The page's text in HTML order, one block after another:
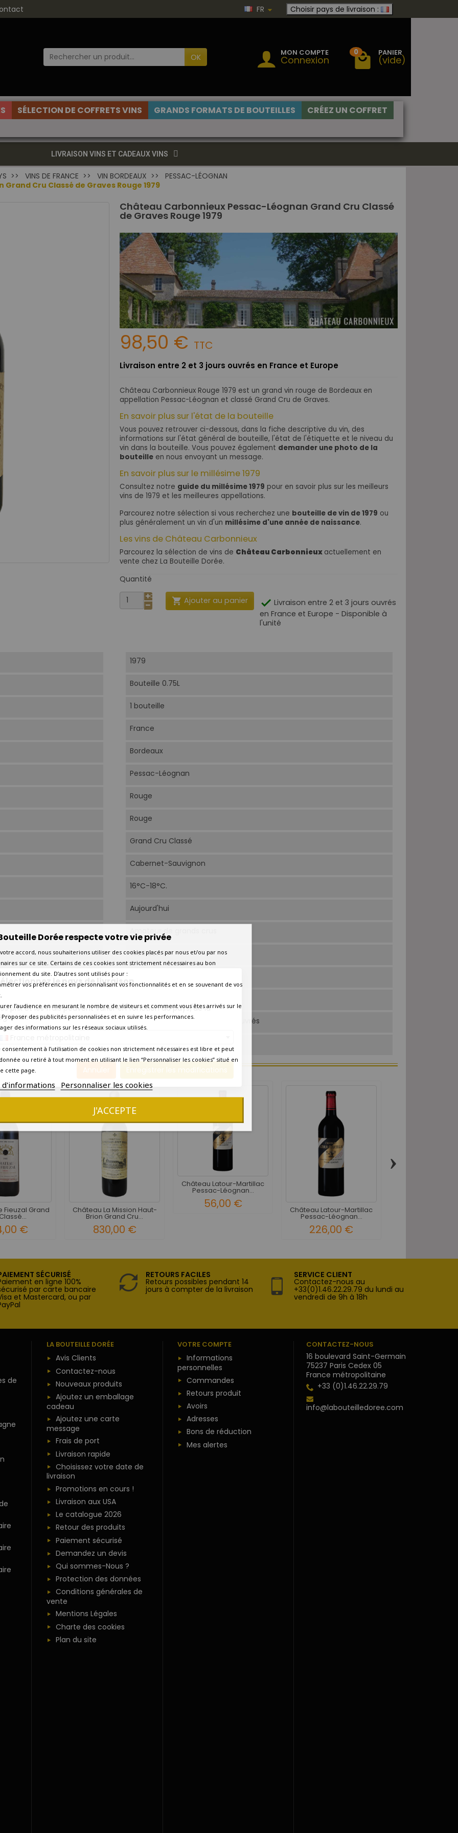
le pays de livraison
prix et les frais peuvent varier en fonction du pays/de la
de livraison.
Annuler Enregistrer les modifications
FR Choisir pays de livraison :
OK MON COMPTE
Connexion
0 PANIER
(vide)
SÉLECTION DE COFFRETS VINS GRANDS FORMATS DE BOUTEILLES
CRÉEZ UN COFFRET
LIVRAISON VINS ET CADEAUX VINS
VINS DE FRANCE VIN BORDEAUX
PESSAC-LÉOGNAN
Cru Classé de Graves Rouge 1979
Château Carbonnieux Pessac-Léognan Grand Cru Classé
de Graves Rouge 1979
98,50 € TTC
Livraison entre 2 et 3 jours ouvrés en France et Europe
Château Carbonnieux Rouge 1979 est un grand vin rouge de Bordeaux en
appellation Pessac-Léognan et classé Grand Cru de Graves.
En savoir plus sur l'état de la bouteille
Vous pouvez retrouver ci-dessous, dans la fiche descriptive du vin, des
informations sur l'état général de bouteille, l'état de l'étiquette et le niveau du
vin dans la bouteille. Vous pouvez également demander une photo de la
bouteille en nous envoyant un message.
En savoir plus sur le millésime 1979
Consultez notre guide du millésime 1979 pour en savoir plus sur les meilleurs
vins de 1979 et les meilleures appellations.
Parcourez notre sélection si vous recherchez une bouteille de vin de 1979 ou
plus généralement un vin d'un millésime d'une année de naissance.
Les vins de Château Carbonnieux
Parcourez la sélection de vins de Château Carbonnieux actuellement en
vente chez La Bouteille Dorée.
Quantité
 Ajouter au panier  Livraison entre 2 et 3 jours ouvrés
en France et Europe - Disponible à
l'unité
1979
Bouteille 0.75L
1 bouteille
France
Bordeaux
Pessac-Léognan
Rouge
Rouge
Grand Cru Classé
Cabernet-Sauvignon
16°C-18°C.
Aujourd'hui
Très bon
Livraison rapide en 2 à 3 jours ouvrés
10 AUTRES PRODUITS DANS LA MÊME CATÉGORIE :
Fieuzal Grand
€
Château La Mission Haut-
Brion Grand Cru...
830,00 €
Château Latour-Martillac
Pessac-Léognan...
56,00 € Château Latour-Martillac
Pessac-Léognan...
226,00 €
›
SÉCURISÉ
en ligne 100%
par carte bancaire
et Mastercard, ou par
RETOURS FACILES
Retours possibles pendant 14
jours à compter de la livraison
SERVICE CLIENT
Contactez-nous au
+33(0)1.46.22.29.79 du lundi au
vendredi de 9h à 18h
de
LA BOUTEILLE DORÉE
Avis Clients
Contactez-nous
Nouveaux produits
Ajoutez un emballage
cadeau
Ajoutez une carte
message
Frais de port
Livraison rapide
Choisissez votre date de
livraison
Promotions en cours !
Livraison aux USA
Le catalogue 2026
Retour des produits
Paiement sécurisé
Demandez un devis
Qui sommes-Nous ?
Protection des données
Conditions générales de
vente
Mentions Légales
Charte des cookies
Plan du site
VOTRE COMPTE
Informations
personnelles
Commandes
Retours produit
Avoirs
Adresses
Bons de réduction
Mes alertes
CONTACTEZ-NOUS
16 boulevard Saint-Germain
75237 Paris Cedex 05
France métropolitaine
+33 (0)1.46.22.29.79
info@labouteilledoree.com
Dorée respecte votre vie privée
accord, nous souhaiterions utiliser des cookies placés par nous et/ou par nos
sur ce site. Certains de ces cookies sont strictement nécessaires au bon
du site. D’autres sont utilisés pour :
vos préférences en personnalisant vos fonctionnalités et en se souvenant de vos
l’audience en mesurant le nombre de visiteurs et comment vous êtes arrivés sur le
Proposer des publicités personnalisées et en suivre les performances.
des informations sur les réseaux sociaux utilisés.
consentement à l’utilisation de cookies non strictement nécessaires est libre et peut
ou retiré à tout moment en utilisant le lien “Personnaliser les cookies” situé en
cette page.
d'informations Personnaliser les cookies
J'ACCEPTE